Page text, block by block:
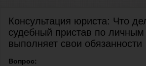
Консультация юриста: Что
судебный пристав по
выполняет свои обязанности
Вопрос: